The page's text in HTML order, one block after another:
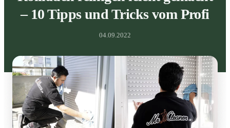
– 10 Tipps und Tricks vom Profi
04.09.2022